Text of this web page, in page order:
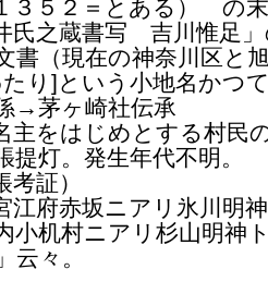
３５２＝とある） の
氏之蔵書写 吉川惟足
書（現在の神奈川区と
り]という小地名かつ
→茅ヶ崎社伝承
主をはじめとする村民
灯。発生年代不明。
考証）
江府赤坂ニアリ氷川明
小机村ニアリ杉山明神
云々。